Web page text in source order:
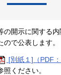
の開示に関する
で公表します。
[別紙１]（PDF：
ください。